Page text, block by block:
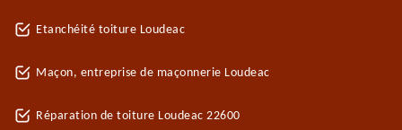
Etanchéité toiture Loudeac
Maçon, entreprise de maçonnerie Loudeac
Réparation de toiture Loudeac 22600